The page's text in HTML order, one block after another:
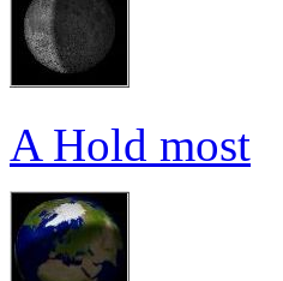
A Hold most